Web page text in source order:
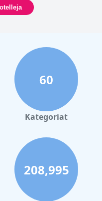
60
Kategoriat
208,995